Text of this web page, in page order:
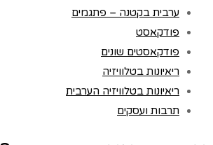
ערבית בקטנה – פתגמים
פודקאסט
פודקאסטים שונים
ריאיונות בטלוויזיה
ריאיונות בטלוויזיה הערבית
תרבות ועסקים